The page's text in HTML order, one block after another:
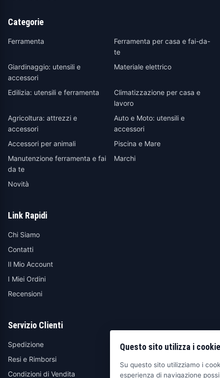
Categorie
Ferramenta
Ferramenta per casa e fai-da-
te
Giardinaggio: utensili e
accessori
Materiale elettrico
Edilizia: utensili e ferramenta
Climatizzazione per casa e
lavoro
Agricoltura: attrezzi e
accessori
Auto e Moto: utensili e
accessori
Accessori per animali
Piscina e Mare
Manutenzione ferramenta e fai
da te
Marchi
Novità
Link Rapidi
Chi Siamo
Contatti
Il Mio Account
I Miei Ordini
Recensioni
Servizio Clienti
Spedizione
Resi e Rimborsi
Condizioni di Vendita
Questo sito utilizza i cookie
Su questo sito utilizziamo i
esperienza di navigazione